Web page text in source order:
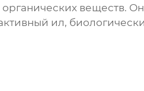
веществ.
ил,